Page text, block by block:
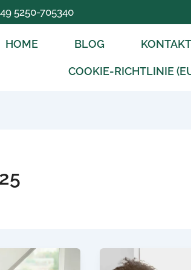
5250-705340
HOME BLOG KONTAKT
COOKIE-RICHTLINIE